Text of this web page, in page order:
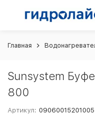
Главная
Sunsystem
800
Артикул: 09060015201005